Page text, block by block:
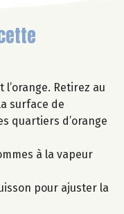
Retirez au
surface de
quartiers d’orange
à la vapeur
pour ajuster la